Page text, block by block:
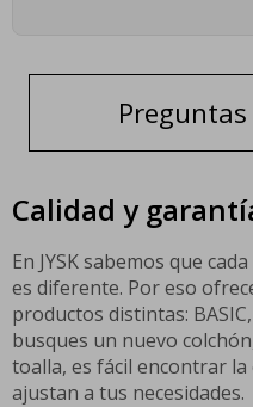
Calidad y
En JYSK sabemos que
es diferente. Por eso
productos distintas:
busques un nuevo
toalla, es fácil encontrar la
ajustan a tus necesidades.